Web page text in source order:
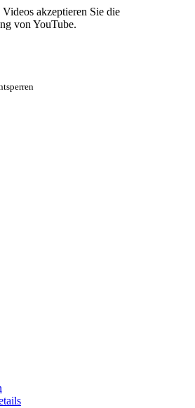
akzeptieren Sie die
von YouTube.